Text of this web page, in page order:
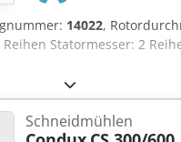
14022,
Statormesser: 2
Schneidmühlen